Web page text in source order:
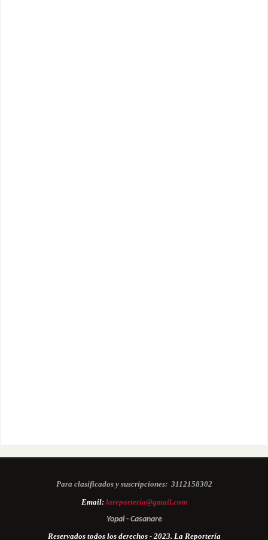
Para clasificados y suscripciones: 3112158302
Email: lareporteria@gmail.com
Yopal - Casanare
Reservados todos los derechos - 2023. La Reportería